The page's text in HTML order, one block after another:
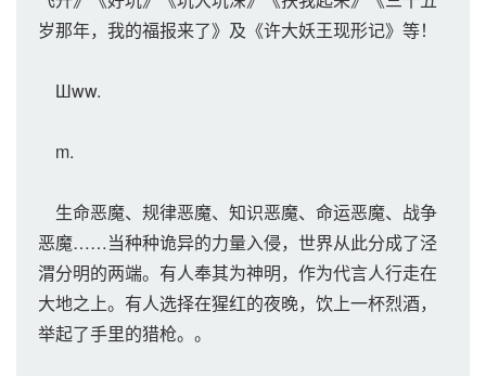
岁那年，我的福报来了》及《许大妖王现形记》等！
Шww.
m.
生命恶魔、规律恶魔、知识恶魔、命运恶魔、战争
恶魔……当种种诡异的力量入侵，世界从此分成了泾
渭分明的两端。有人奉其为神明，作为代言人行走在
大地之上。有人选择在猩红的夜晚，饮上一杯烈酒，
举起了手里的猎枪。。